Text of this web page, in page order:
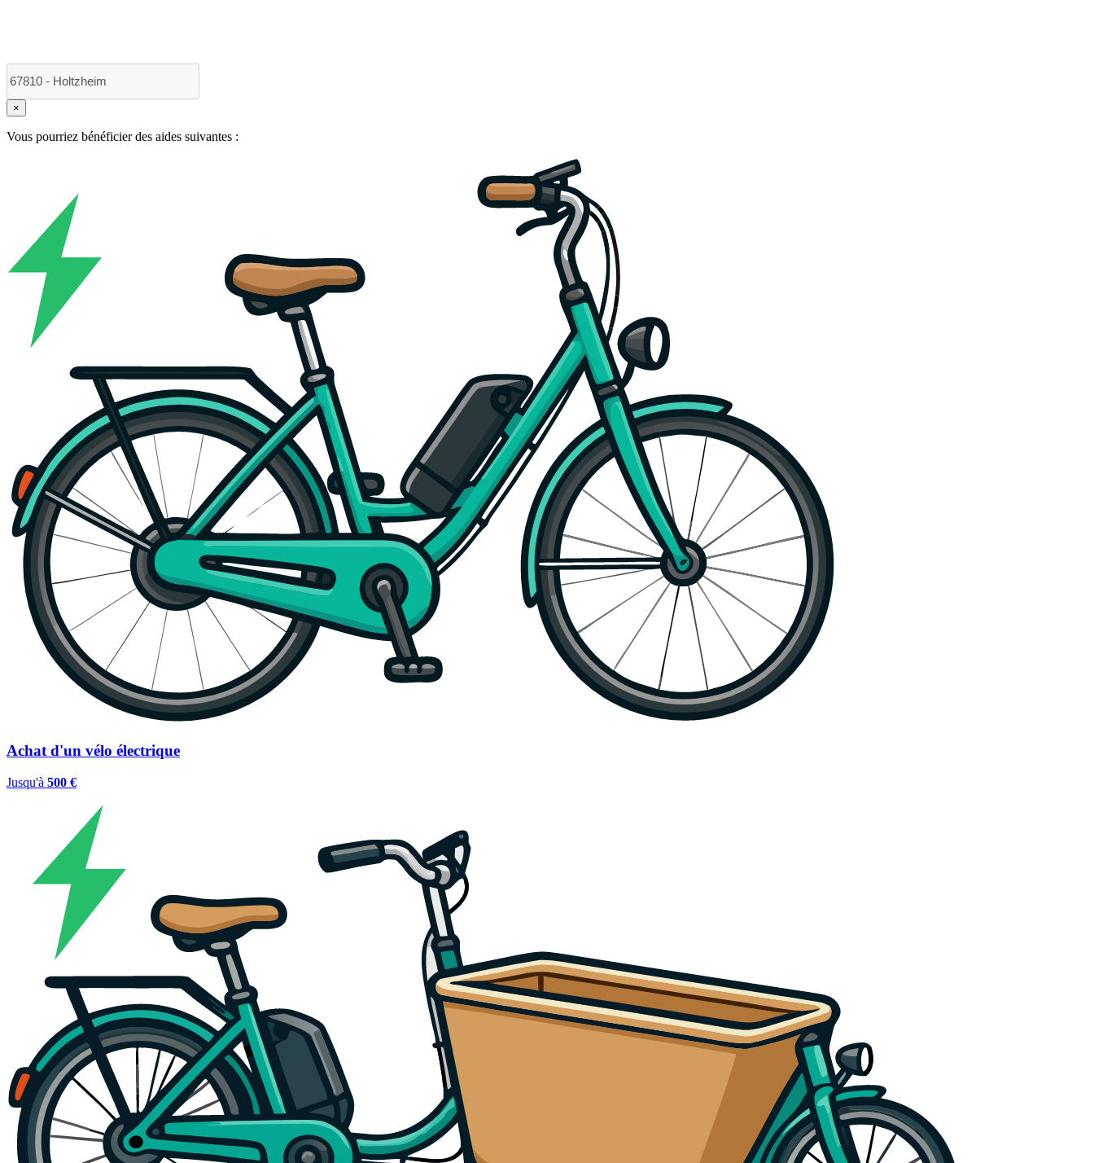
×
Vous pourriez bénéficier des aides suivantes :
Achat d'un vélo électrique
Jusqu'à 500 €